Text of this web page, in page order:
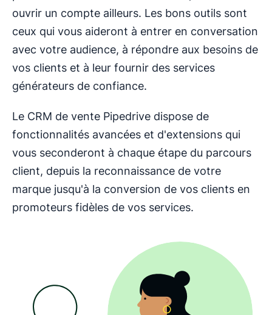
ouvrir un compte ailleurs. Les bons outils sont
ceux qui vous aideront à entrer en conversation
avec votre audience, à répondre aux besoins de
vos clients et à leur fournir des services
générateurs de confiance.
Le CRM de vente Pipedrive dispose de
fonctionnalités avancées et d'extensions qui
vous seconderont à chaque étape du parcours
client, depuis la reconnaissance de votre
marque jusqu'à la conversion de vos clients en
promoteurs fidèles de vos services.